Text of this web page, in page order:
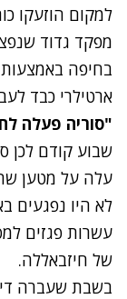
למקום הוזעקו
מפקד גדוד
בחיפה באמצעות
ארטילרי כבד
"סוריה פעלה
שבוע קודם לכן
עלה על מטען
לא היו נפגעים
עשרות פגזים
של חיזבאללה.
בשבת שעברה